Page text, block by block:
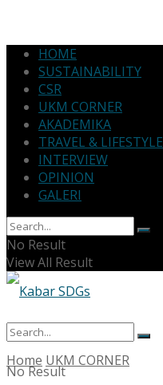
HOME
SUSTAINABILITY
CSR
UKM CORNER
AKADEMIKA
TRAVEL & LIFESTYLE
INTERVIEW
OPINION
GALERI
No Result
View All Result
No Result
Home UKM CORNER